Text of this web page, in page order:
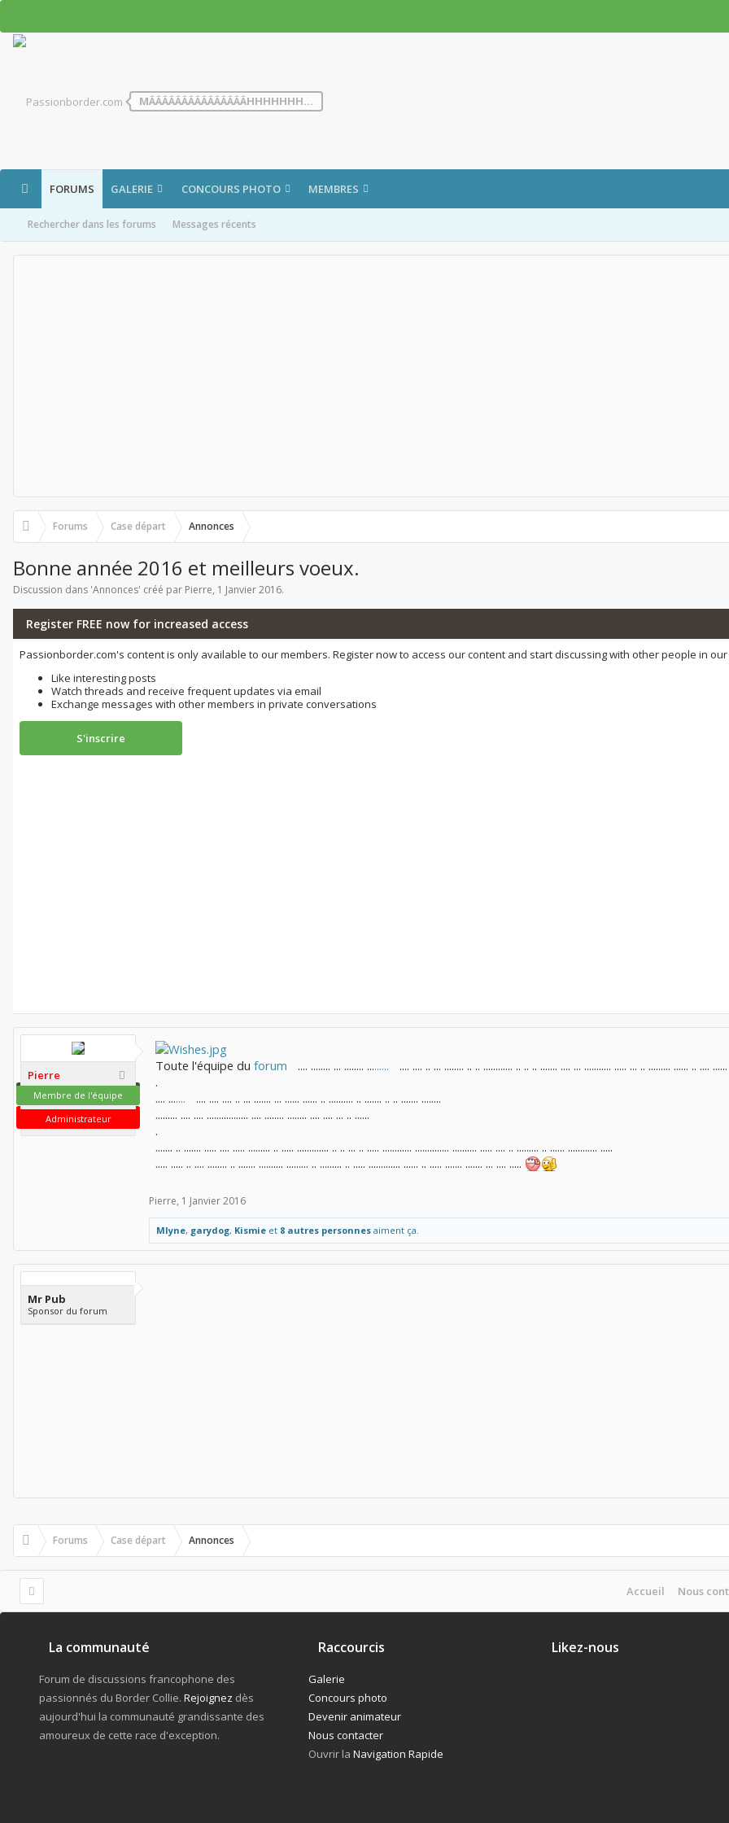
MÄÄÄÄÄÄÄÄÄÄÄÄÄÄÄHHHHHHH...
FORUMS
Rechercher dans les forums Messages récents
GALERIE CONCOURS PHOTO MEMBRES
Forums Case départ Annonces
Bonne année 2016 et meilleurs voeux.
Discussion dans 'Annonces' créé par Pierre, 1 Janvier 2016.
Register FREE now for increased access
Passionborder.com's content is only available to our members. Register now to access our content and start discussing with other people in
Like interesting posts
Watch threads and receive frequent updates via email
Exchange messages with other members in private conversations
S'inscrire
Pierre
Membre de l'équipe
Administrateur
Toute l'équipe du forum .... ........ ... ........ .........
.... .... .. ... ........ .. .. ............ .. .. .. ....... .... ... ........... ..... ... .. ......... ...... .. ....
.
.... .......
.... .... .... .. ... ....... ... ...... ...... .. .......... .. ....... .. .. ....... ........
......... .... .... ................. .... ........ ........ .... .... ... .. ......
.
....... .. ....... ..... .... ..... ......... .. ..... ............. .. .. ... .. ..... ............ .............. .......... ..... .... .. ......... .. ...... ............ .....
..... ..... .. .... ........ .. ....... .......... ......... .. ......... .. ..... ............. ...... .. ..... ....... ....... ... .... .....
Pierre, 1 Janvier 2016
Mlyne, garydog, Kismie et 8 autres personnes aiment ça.
Mr Pub
Sponsor du forum
Forums Case départ Annonces
Accueil Nous
La communauté
Forum de discussions francophone des
passionnés du Border Collie. Rejoignez dès
aujourd'hui la communauté grandissante des
amoureux de cette race d'exception.
Raccourcis
Galerie
Concours photo
Devenir animateur
Nous contacter
Ouvrir laNavigation Rapide
Likez-nous